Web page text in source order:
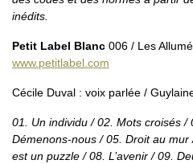
inédits.
Petit Label Blanc 006 / Les
www.petitlabel.com
Cécile Duval : voix parlée /
01. Un individu / 02. Mots croisés /
Démenons-nous / 05. Droit au
est un puzzle / 08. L’avenir / 09.